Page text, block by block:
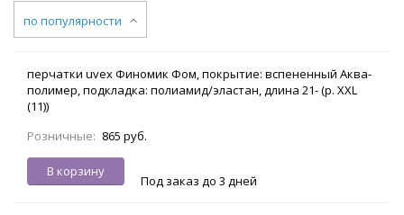
по популярности
перчатки uvex Финомик Фом, покрытие: вспененный Аква-
полимер, подкладка: полиамид/эластан, длина 21- (р. XXL
(11))
Розничные: 865 руб.
В корзину
Под заказ до 3 дней